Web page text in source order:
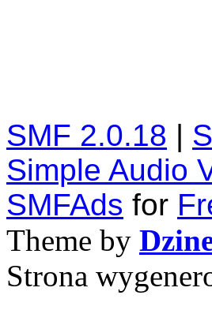
SMF 2.0.18 |
Simple Audio
SMFAds for
Theme by
Strona